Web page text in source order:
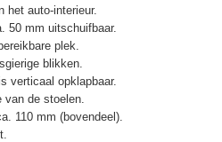
het auto-interieur.
50 mm uitschuifbaar.
plek.
blikken.
verticaal opklapbaar.
de stoelen.
110 mm (bovendeel).